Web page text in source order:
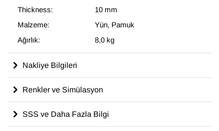
Thickness:
10 mm
Malzeme:
Yün, Pamuk
Ağırlık:
8,0 kg
Nakliye Bilgileri
Renkler ve Simülasyon
SSS ve Daha Fazla Bilgi